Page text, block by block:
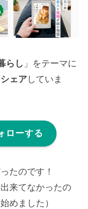
らし 」をテーマに
ェアしていま
ローする
たのです！
来てなかったの
めました）